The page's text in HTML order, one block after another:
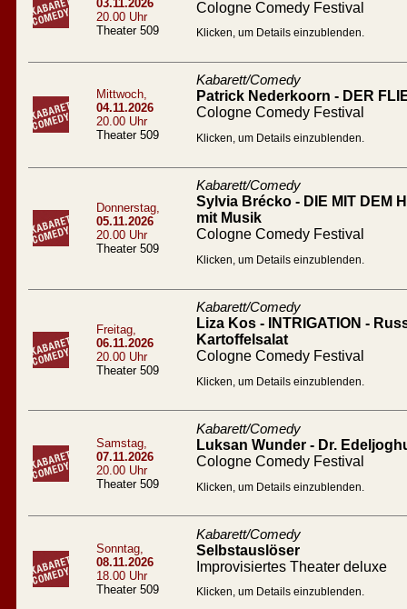
03.11.2026
20.00 Uhr
Theater 509
Cologne Comedy Festival
Klicken, um Details einzublenden.
Mittwoch,
04.11.2026
20.00 Uhr
Theater 509
Kabarett/Comedy
Patrick Nederkoorn - DER
Cologne Comedy Festival
Klicken, um Details einzublenden.
Donnerstag,
05.11.2026
20.00 Uhr
Theater 509
Kabarett/Comedy
Sylvia Brécko - DIE MIT DEM
mit Musik
Cologne Comedy Festival
Klicken, um Details einzublenden.
Freitag,
06.11.2026
20.00 Uhr
Theater 509
Kabarett/Comedy
Liza Kos - INTRIGATION -
Kartoffelsalat
Cologne Comedy Festival
Klicken, um Details einzublenden.
Samstag,
07.11.2026
20.00 Uhr
Theater 509
Kabarett/Comedy
Luksan Wunder - Dr.
Cologne Comedy Festival
Klicken, um Details einzublenden.
Sonntag,
08.11.2026
18.00 Uhr
Theater 509
Kabarett/Comedy
Selbstauslöser
Improvisiertes Theater deluxe
Klicken, um Details einzublenden.